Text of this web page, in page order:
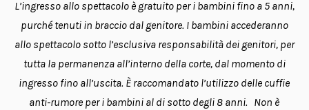
L’ingresso allo spettacolo è gratuito per i bambini fino a 5 anni,
purché tenuti in braccio dal genitore. I bambini accederanno
allo spettacolo sotto l’esclusiva responsabilità dei genitori, per
tutta la permanenza all’interno della corte, dal momento di
ingresso fino all’uscita. È raccomandato l’utilizzo delle cuffie
anti-rumore per i bambini al di sotto degli 8 anni. Non è